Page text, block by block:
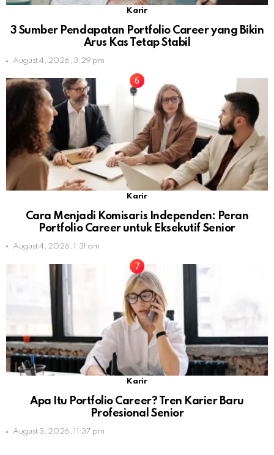
Karir
3 Sumber Pendapatan Portfolio Career yang Bikin
Arus Kas Tetap Stabil
August 4, 2026, 3:29 pm
Karir
Cara Menjadi Komisaris Independen: Peran
Portfolio Career untuk Eksekutif Senior
August 4, 2026, 1:31 am
Karir
Apa Itu Portfolio Career? Tren Karier Baru
Profesional Senior
August 3, 2026, 11:37 pm